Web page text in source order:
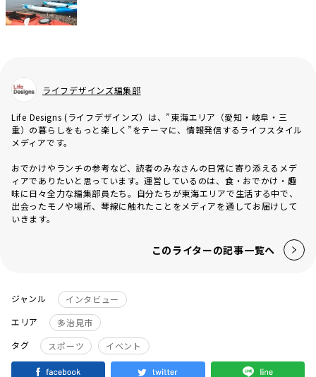
ライフデザインズ編集部
Life Designs (ライフデザインズ）は、”東海エリア（愛知・岐阜・三
重）の暮らしをもっと楽しく”をテーマに、情報発信するライフスタイル
メディアです。
おでかけやランチの参考など、読者のみなさんの日常に寄り添えるメデ
ィアでありたいと思っています。運営しているのは、食・おでかけ・趣
味に日々全力な編集部員たち。自分たちが東海エリアで生活する中で、
出会ったモノや場所、琴線に触れたことをメディアを通してお届けして
いきます。
このライターの記事一覧へ
ジャンル
インタビュー
エリア
多治見市
タグ
スポーツ イベント